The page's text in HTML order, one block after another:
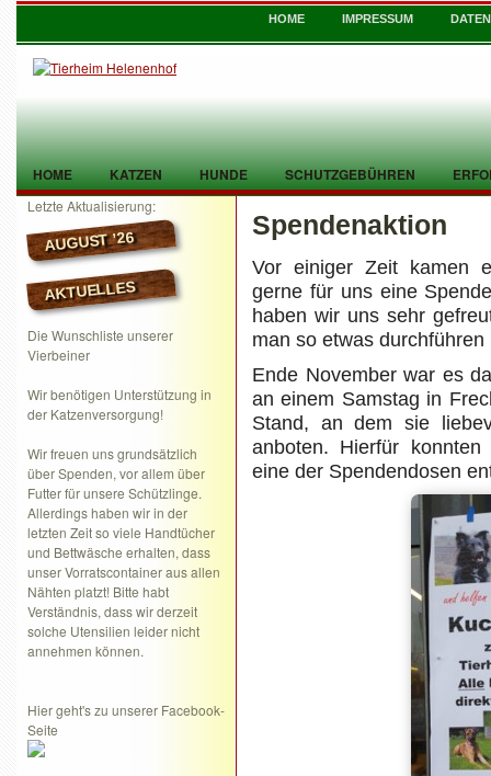
HOME IMPRESSUM
HOME KATZEN HUNDE SCHUTZGEBÜHREN
TIER GEFUNDEN KONTAKT
Letzte Aktualisierung:
AUGUST ’26
AKTUELLES
Die Wunschliste unserer
Vierbeiner
Wir benötigen Unterstützung in
der Katzenversorgung!
Wir freuen uns grundsätzlich
über Spenden, vor allem über
Futter für unsere Schützlinge.
Allerdings haben wir in der
letzten Zeit so viele Handtücher
und Bettwäsche erhalten, dass
unser Vorratscontainer aus allen
Nähten platzt! Bitte habt
Verständnis, dass wir derzeit
solche Utensilien leider nicht
annehmen können.
Hier geht's zu unserer Facebook-
Seite
Spendenaktion
Vor einiger Zeit kamen
gerne für uns eine
haben wir uns sehr
man so etwas durchführen
Ende November war es
an einem Samstag in
Stand, an dem sie
anboten. Hierfür
eine der Spendendosen